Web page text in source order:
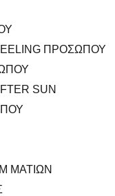
ΠΡΟΣΩΠΟΥ
SUN
ΜΑΤΙΩΝ